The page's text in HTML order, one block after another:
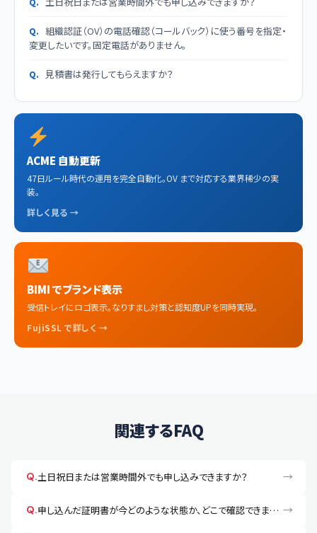
組織認証（OV）の電話確認（コールバック）に使う番号を指定・
変更したいです。固定電話がありません。
見積書は発行してもらえますか？
ACME 自動更新
47日ルール時代の運用を完全自動化。OV まで対応する業界稀少の実
装。
詳しく見る →
BIMI でブランド表示
受信トレイにロゴ表示。なりすまし対策と認知度UPを同時実現。
FujiSSL で詳しく →
関連するFAQ
Q.土日祝日または営業時間外でも申し込みできますか？ →
Q. 申し込んだ証明書が今どのような状態か、どこで確認できますか？ →